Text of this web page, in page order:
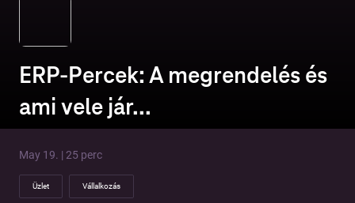
ERP-Percek: A megrendelés és
ami vele jár...
May 19. | 25 perc
Üzlet Vállalkozás